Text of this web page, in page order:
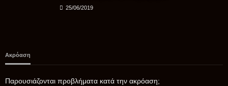
25/06/2019
Ακρόαση
Παρουσιάζονται προβλήματα κατά την ακρόαση;